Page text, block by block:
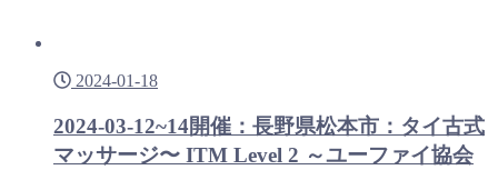
2024-01-18
2024-03-12~14開催：長野県松本市：タイ古式
マッサージ〜 ITM Level 2 ～ユーファイ協会